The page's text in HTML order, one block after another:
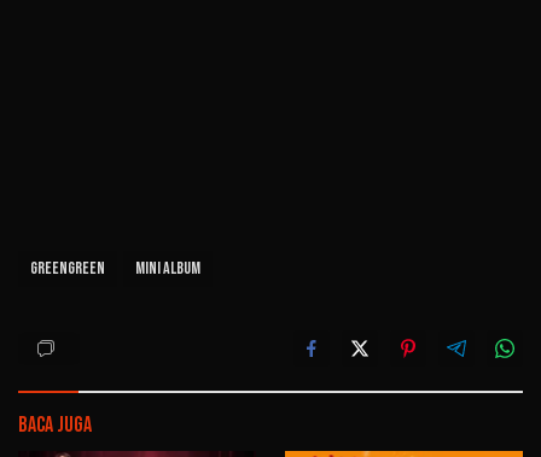
GREENGREEN Mini Album
Baca Juga